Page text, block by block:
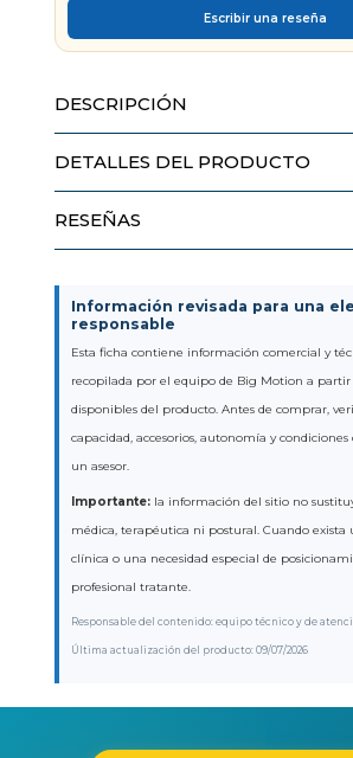
Escribir una reseña
DESCRIPCIÓN
DETALLES DEL PRODUCTO
RESEÑAS
Información revisada para una
responsable
Esta ficha contiene información comercial y
recopilada por el equipo de Big Motion a partir
disponibles del producto. Antes de comprar,
capacidad, accesorios, autonomía y
un asesor.
Importante:la información del sitio no
médica, terapéutica ni postural. Cuando exista
clínica o una necesidad especial de
profesional tratante.
Responsable del contenido: equipo técnico y de
Última actualización del producto: 09/07/2026